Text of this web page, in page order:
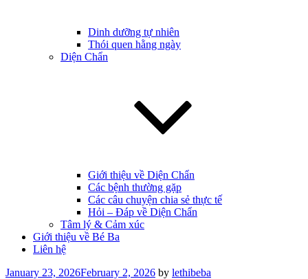
Dinh dưỡng tự nhiên
Thói quen hằng ngày
Diện Chẩn
Giới thiệu về Diện Chẩn
Các bệnh thường gặp
Các câu chuyện chia sẻ thực tế
Hỏi – Đáp về Diện Chẩn
Tâm lý & Cảm xúc
Giới thiệu về Bé Ba
Liên hệ
Posted
January 23, 2026February 2, 2026 by lethibeba